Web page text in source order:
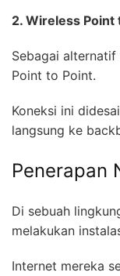
2. Wireless Point
Sebagai
Point to Point.
Koneksi ini
langsung ke
Penerapan
Di sebuah
melakukan
Internet mereka